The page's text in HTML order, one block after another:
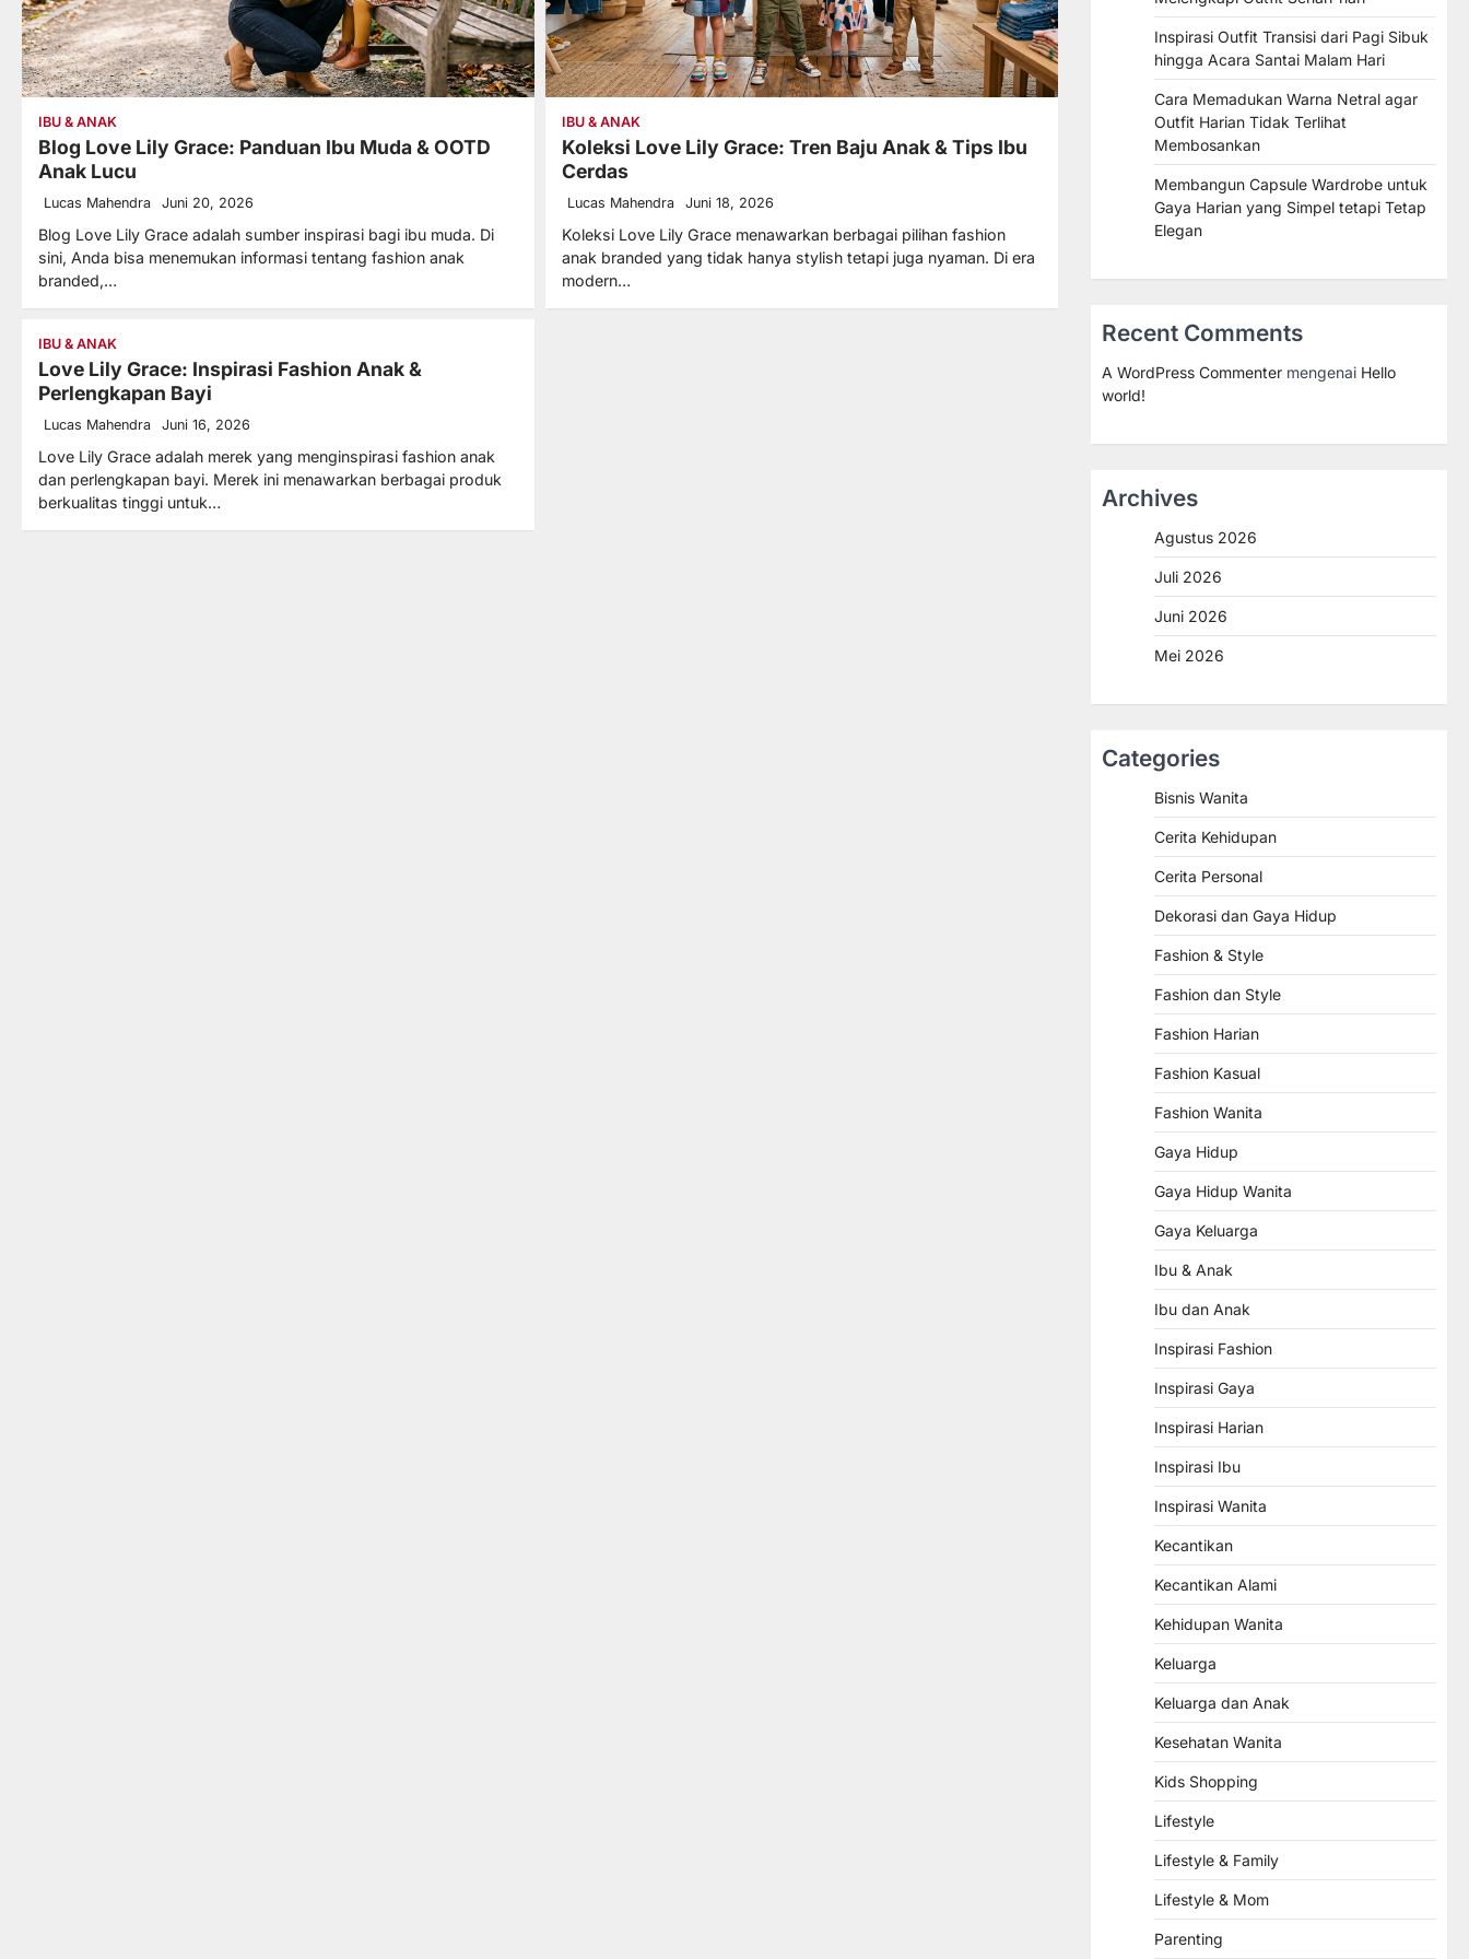
IBU & ANAK
Blog Love Lily Grace: Panduan Ibu Muda & OOTD
Anak Lucu
Lucas Mahendra Juni 20, 2026
Blog Love Lily Grace adalah sumber inspirasi bagi ibu muda. Di
sini, Anda bisa menemukan informasi tentang fashion anak
branded,…
IBU & ANAK
Koleksi Love Lily Grace: Tren Baju Anak & Tips Ibu
Cerdas
Lucas Mahendra Juni 18, 2026
Koleksi Love Lily Grace menawarkan berbagai pilihan fashion
anak branded yang tidak hanya stylish tetapi juga nyaman. Di era
modern…
IBU & ANAK
Love Lily Grace: Inspirasi Fashion Anak &
Perlengkapan Bayi
Lucas Mahendra Juni 16, 2026
Love Lily Grace adalah merek yang menginspirasi fashion anak
dan perlengkapan bayi. Merek ini menawarkan berbagai produk
berkualitas tinggi untuk…
Inspirasi Outfit Transisi dari Pagi Sibuk
hingga Acara Santai Malam Hari
Cara Memadukan Warna Netral agar
Outfit Harian Tidak Terlihat
Membosankan
Membangun Capsule Wardrobe untuk
Gaya Harian yang Simpel tetapi Tetap
Elegan
Recent Comments
A WordPress Commenter mengenai Hello
world!
Archives
Agustus 2026
Juli 2026
Juni 2026
Mei 2026
Categories
Bisnis Wanita
Cerita Kehidupan
Cerita Personal
Dekorasi dan Gaya Hidup
Fashion & Style
Fashion dan Style
Fashion Harian
Fashion Kasual
Fashion Wanita
Gaya Hidup
Gaya Hidup Wanita
Gaya Keluarga
Ibu & Anak
Ibu dan Anak
Inspirasi Fashion
Inspirasi Gaya
Inspirasi Harian
Inspirasi Ibu
Inspirasi Wanita
Kecantikan
Kecantikan Alami
Kehidupan Wanita
Keluarga
Keluarga dan Anak
Kesehatan Wanita
Kids Shopping
Lifestyle
Lifestyle & Family
Lifestyle & Mom
Parenting